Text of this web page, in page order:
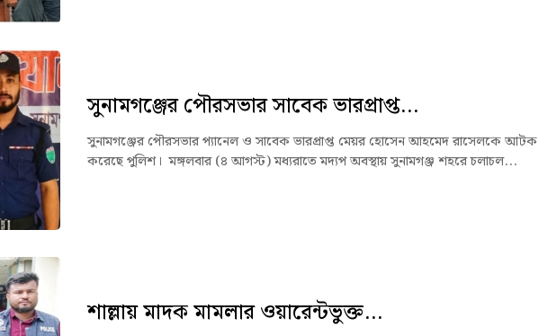
সুনামগঞ্জের পৌরসভার সাবেক ভারপ্রাপ্ত...
সুনামগঞ্জের পৌরসভার প্যানেল ও সাবেক ভারপ্রাপ্ত মেয়র হোসেন আহমেদ রাসেলকে আটক
করেছে পুলিশ। মঙ্গলবার (৪ আগস্ট) মধ্যরাতে মদ্যপ অবস্থায় সুনামগঞ্জ শহরে চলাচল...
শাল্লায় মাদক মামলার ওয়ারেন্টভুক্ত...